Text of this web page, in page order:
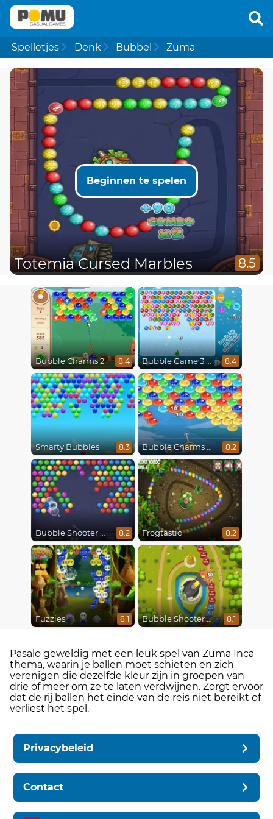
Spelletjes Denk Bubbel Zuma
Beginnen te spelen
Totemia Cursed Marbles 8.5
Bubble Charms 2 8.4 Bubble Game 3 Christmas 8.4
Smarty Bubbles 8.3 Bubble Charms Xmas 8.2
Bubble Shooter HD 8.2 Frogtastic 8.2
Fuzzies 8.1 Bubble Shooter Online 8.1
Pasalo geweldig met een leuk spel van Zuma Inca
thema, waarin je ballen moet schieten en zich
verenigen die dezelfde kleur zijn in groepen van
drie of meer om ze te laten verdwijnen. Zorgt ervoor
dat de rij ballen het einde van de reis niet bereikt of
verliest het spel.
Privacybeleid
Contact